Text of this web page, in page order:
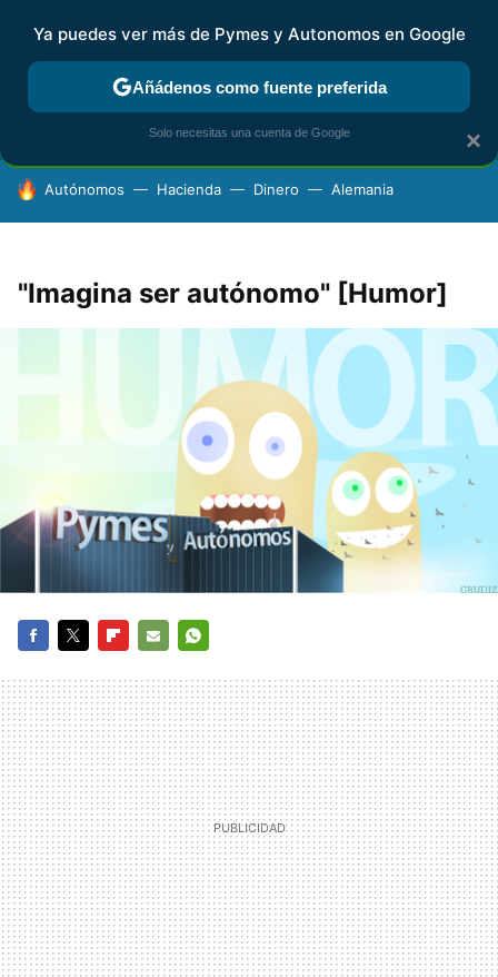
FISCALIDAD Y CONTABILIDAD KIT DIGITAL RENTA
HOY SE HABLA DE
Autónomos Hacienda Dinero Alemania
"Imagina ser autónomo" [Humor]
MAIL
×
Ya puedes ver más de Pymes y Autonomos en Google
Añádenos como fuente preferida
Solo necesitas una cuenta de Google